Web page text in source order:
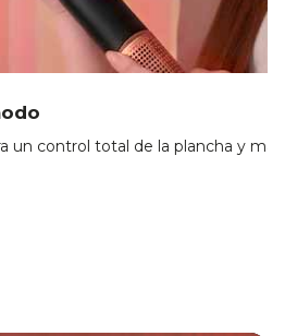
un control total de la plancha y